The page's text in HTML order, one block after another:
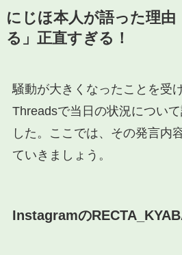
にじほ本人が語った理由
る」正直すぎる！
騒動が大きくなったことを受
Threadsで当日の状況につい
した。ここでは、その発言内
ていきましょう。
Instagramの